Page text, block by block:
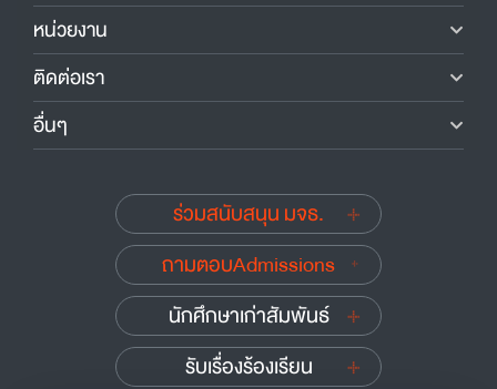
หน่วยงาน
ติดต่อเรา
อื่นๆ
ร่วมสนับสนุน มจธ.
ถามตอบAdmissions
นักศึกษาเก่าสัมพันธ์
รับเรื่องร้องเรียน